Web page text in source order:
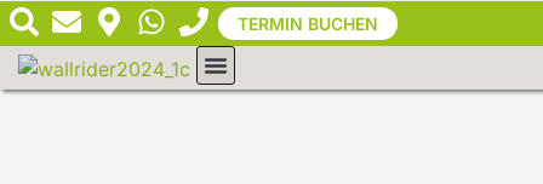
springen
TERMIN BUCHEN